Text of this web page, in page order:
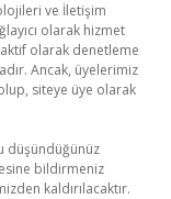
ve İletişim
olarak hizmet
olarak denetleme
Ancak, üyelerimiz
siteye üye olarak
düşündüğünüz
bildirmeniz
kaldırılacaktır.